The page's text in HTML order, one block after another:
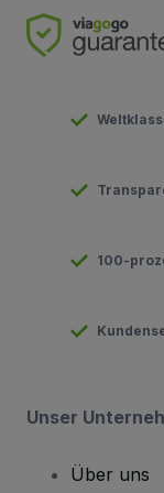
100-
Unser
Über uns